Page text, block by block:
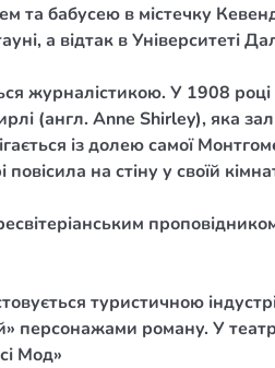
та бабусею в містечку
а відтак в Університеті
журналістикою. У 1908
(англ. Anne Shirley), яка
із долею самої
на стіну у своїй
туристичною
персонажами роману. У
Мод»